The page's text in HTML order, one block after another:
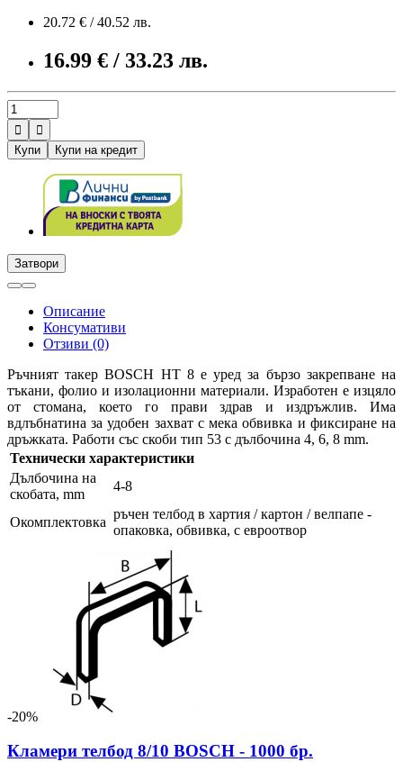
20.72 € / 40.52 лв.
16.99 € / 33.23 лв.


Купи
Купи на кредит
Затвори
Описание
Консумативи
Отзиви (0)
Ръчният такер BOSCH HT 8 е уред за бързо закрепване на
тъкани, фолио и изолационни материали. Изработен е изцяло
от стомана, което го прави здрав и издръжлив. Има
вдлъбнатина за удобен захват с мека обвивка и фиксиране на
дръжката. Работи със скоби тип 53 с дълбочина 4, 6, 8 mm.
Технически характеристики
Дълбочина на
скобата, mm
4-8
Окомплектовка
ръчен телбод в хартия / картон / велпапе -
опаковка, обвивка, с евроотвор
-20%
Кламери телбод 8/10 BOSCH - 1000 бр.